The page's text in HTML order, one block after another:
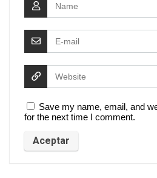
Save my name, email, and
for the next time I comment.